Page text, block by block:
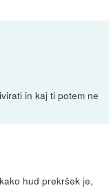
in kaj ti potem ne
hud prekršek je,